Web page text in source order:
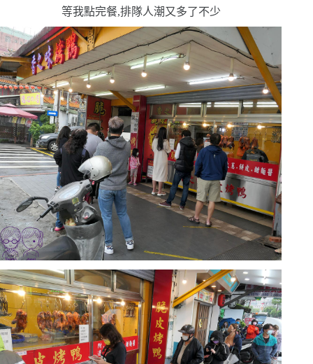
等我點完餐,排隊人潮又多了不少